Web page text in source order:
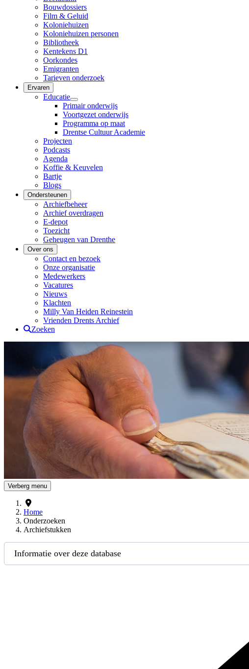
Bouwdossiers
Film & Geluid
Koloniehuizen
Koloniehuizen personen
Bibliotheek
Kentekens D1
Oorkondes
Emigranten
Tarieven onderzoek
Ervaren
Educatie
Primair onderwijs
Voortgezet onderwijs
Programma op maat
Drentse Cultuur Academie
Projecten
Podcasts
Agenda
Koffie & Keuvelen
Bartje
Blogs
Ondersteunen
Archiefbeheer
Archief overdragen
E-depot
Toezicht
Geheugen van Drenthe
Over ons
Contact en bezoek
Onze organisatie
Medewerkers
Vacatures
Nieuws
Klachten
Milly Van Heiden Reinestein
Vrienden Drents Archief
Zoeken
Drents Archief
Verberg menu
Home
Onderzoeken
Archiefstukken
Informatie over deze database